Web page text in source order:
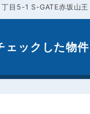
目5-1 S-GATE赤坂山
ェックした物